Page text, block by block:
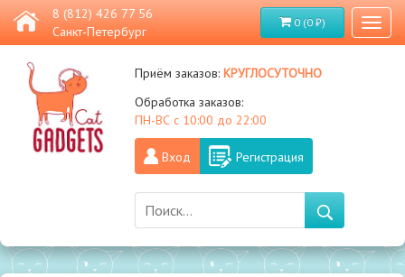
8 (812) 426 77 56
Санкт-Петербург
0 (0 ₽)
Приём заказов:круглосуточно
Обработка заказов:
ПН-ВС с 10:00 до 22:00
Вход Регистрация